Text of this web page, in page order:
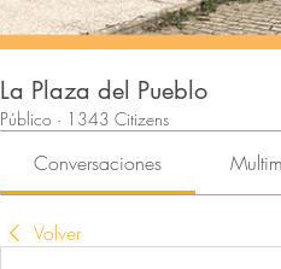
La Plaza del Pueblo
Público · 1343 Citizens
Conversaciones
Volver